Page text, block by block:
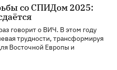
со СПИДом 2025:
говорит о ВИЧ. В этом году
трудности, трансформируя
Восточной Европы и